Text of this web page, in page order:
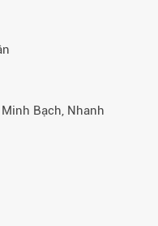
Bạch, Nhanh